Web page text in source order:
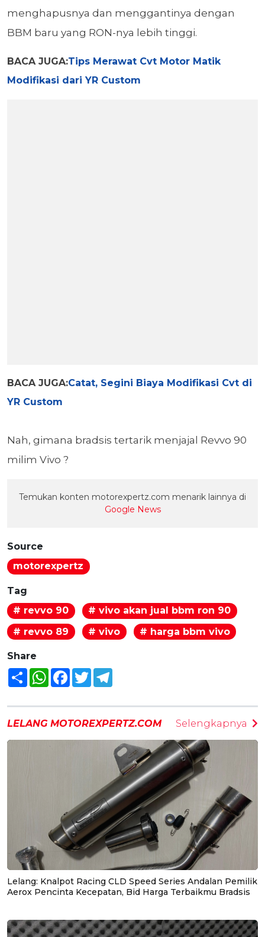
menghapusnya dan menggantinya dengan
BBM baru yang RON-nya lebih tinggi.
BACA JUGA:Tips Merawat Cvt Motor Matik
Modifikasi dari YR Custom
BACA JUGA:Catat, Segini Biaya Modifikasi Cvt di
YR Custom
Nah, gimana bradsis tertarik menjajal Revvo 90
milim Vivo ?
Temukan konten motorexpertz.com menarik lainnya di
Google News
Source
motorexpertz
Tag
# revvo 90
# vivo akan jual bbm ron 90
# revvo 89
# vivo # harga bbm vivo
Share
Share WhatsAppFacebook
Twitter
LELANG MOTOREXPERTZ.COM Selengkapnya
Lelang: Knalpot Racing CLD Speed Series Andalan Pemilik
Aerox Pencinta Kecepatan, Bid Harga Terbaikmu Bradsis